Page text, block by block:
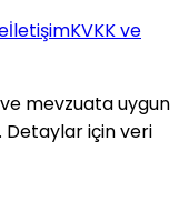
İletişimKVKK ve
ve mevzuata uygun
Detaylar için veri